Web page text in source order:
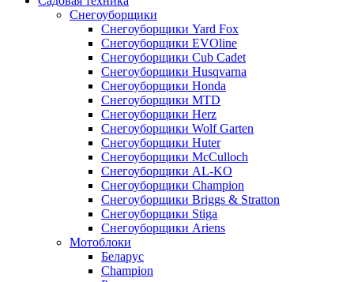
Снегоуборщики
Снегоуборщики Yard Fox
Снегоуборщики EVOline
Снегоуборщики Cub Cadet
Снегоуборщики Husqvarna
Снегоуборщики Honda
Снегоуборщики MTD
Снегоуборщики Herz
Снегоуборщики Wolf Garten
Снегоуборщики Huter
Снегоуборщики McCulloch
Снегоуборщики AL-KO
Снегоуборщики Champion
Снегоуборщики Briggs & Stratton
Снегоуборщики Stiga
Снегоуборщики Ariens
Мотоблоки
Беларус
Champion